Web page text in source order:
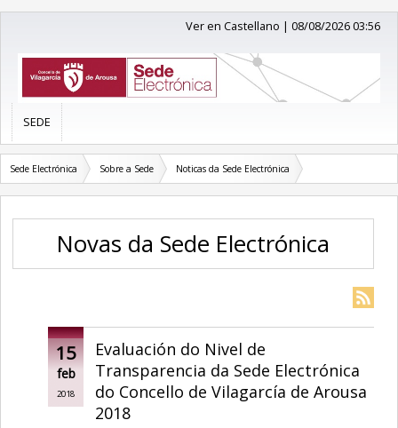
Ver en Castellano |08/08/2026 03:56
SEDE
Sede Electrónica Sobre a Sede Noticas da Sede Electrónica
Novas da Sede Electrónica
15
feb
2018
Evaluación do Nivel de
Transparencia da Sede Electrónica
do Concello de Vilagarcía de Arousa
2018